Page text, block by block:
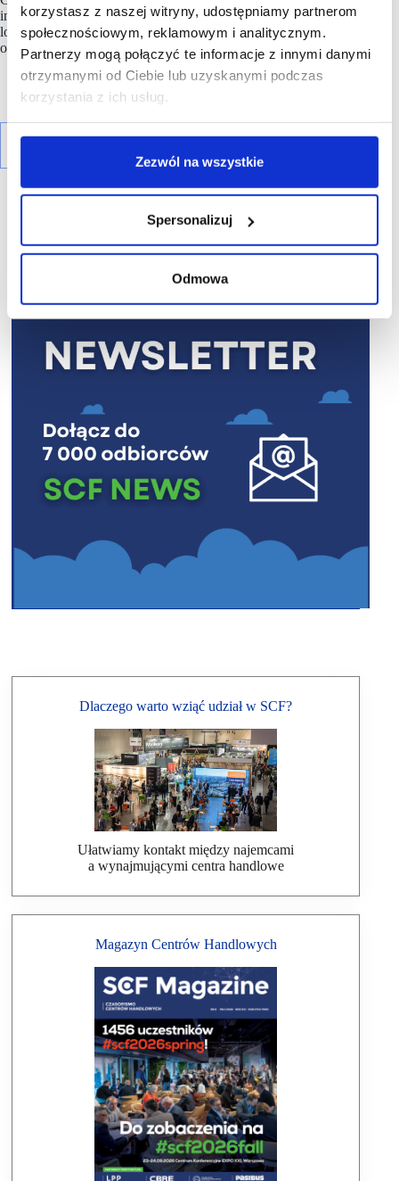
korzystasz z naszej witryny, udostępniamy partnerom
społecznościowym, reklamowym i analitycznym.
Partnerzy mogą połączyć te informacje z innymi danymi
otrzymanymi od Ciebie lub uzyskanymi podczas
korzystania z ich usług.
Zezwól na wszystkie
Spersonalizuj
Odmowa
innych. W.KRUK oferuje kolekcję akcesoriów sygnowanych
logo marki oraz perfum dostępnych na wkruk.pl
oraz w stacjonarnych salonach marki.
R E K L A M A
Dlaczego warto wziąć udział w SCF?
Ułatwiamy kontakt między najemcami
a wynajmującymi centra handlowe
Magazyn Centrów Handlowych